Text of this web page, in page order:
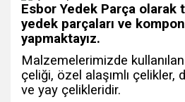
Esbor Yedek Parça olarak
yedek parçaları ve
yapmaktayız.
Malzemelerimizde
çeliği, özel alaşımlı çelikler,
ve yay çelikleridir.